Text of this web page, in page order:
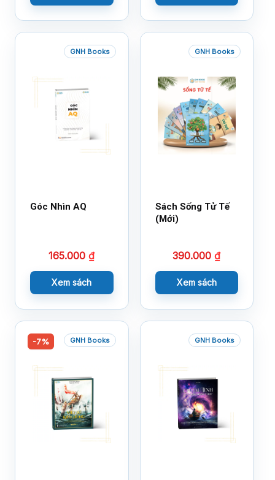
GNH Books
Góc Nhìn AQ
165.000₫
Xem sách
GNH Books
Sách Sống Tử Tế
(Mới)
390.000₫
Xem sách
-7% GNH Books GNH Books